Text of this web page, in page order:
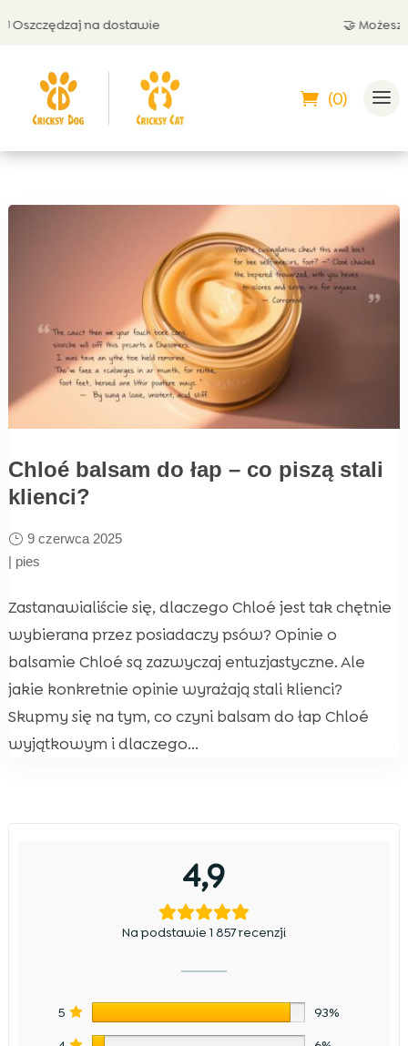
na dostawie 🤝 Możesz
(0)
Chloé balsam do łap – co piszą stali
klienci?
9 czerwca 2025
| pies
Zastanawialiście się, dlaczego Chloé jest tak chętnie
wybierana przez posiadaczy psów? Opinie o
balsamie Chloé są zazwyczaj entuzjastyczne. Ale
jakie konkretnie opinie wyrażają stali klienci?
Skupmy się na tym, co czyni balsam do łap Chloé
wyjątkowym i dlaczego...
4,9
Na podstawie 1 857 recenzji
5 93%